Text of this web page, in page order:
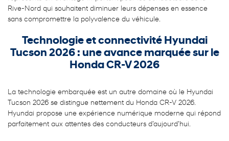
Rive-Nord qui souhaitent diminuer leurs dépenses en essence
sans compromettre la polyvalence du véhicule.
Technologie et connectivité Hyundai
Tucson 2026 : une avance marquée sur le
Honda CR-V 2026
La technologie embarquée est un autre domaine où le Hyundai
Tucson 2026 se distingue nettement du Honda CR-V 2026.
Hyundai propose une expérience numérique moderne qui répond
parfaitement aux attentes des conducteurs d’aujourd’hui.